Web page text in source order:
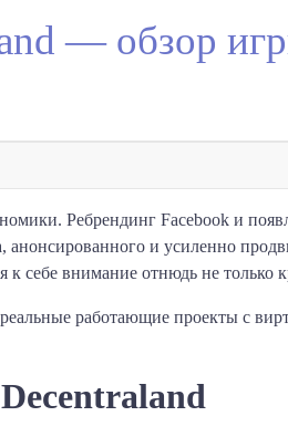
— обзор
Ребрендинг Facebook и
и усиленно
к себе внимание отнюдь не только
работающие проекты с